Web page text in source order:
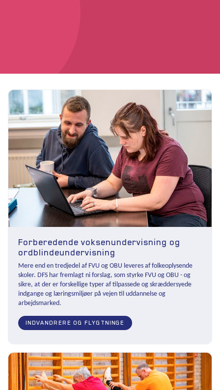
Forberedende voksenundervisning og
ordblindeundervisning
Mere end en tredjedel af FVU og OBU leveres af folkeoplysende
skoler. DFS har fremlagt ni forslag, som styrke FVU og OBU - og
sikre, at der er forskellige typer af tilpassede og skræddersyede
indgange og læringsmiljøer på vejen til uddannelse og
arbejdsmarked.
INDVANDRERE OG FLYGTNINGE